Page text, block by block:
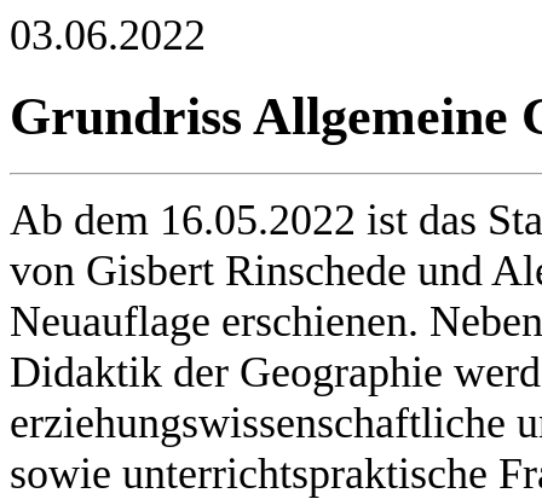
03.06.2022
Grundriss Allgemeine
Ab dem 16.05.2022 ist das
von Gisbert Rinschede und
Neuauflage erschienen.
Didaktik der Geographie
erziehungswissenschaftliche
sowie unterrichtspraktische